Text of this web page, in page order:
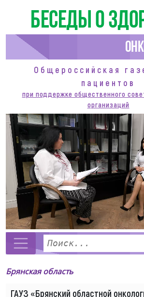
Беседы о
Общероссийская
пациентов
при поддержке общественного
организаций
Брянская область
ГАУЗ «Брянский областной